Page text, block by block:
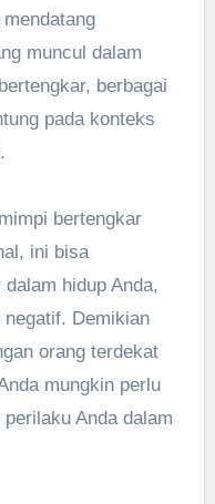
muncul dalam
berbagai
pada konteks
bertengkar
ini bisa
hidup Anda,
Demikian
orang terdekat
mungkin perlu
Anda dalam